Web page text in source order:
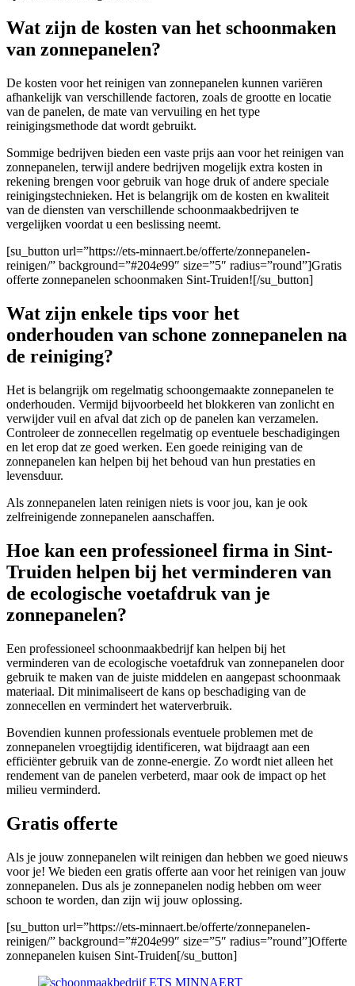
Wat zijn de kosten van het schoonmaken
van zonnepanelen?
De kosten voor het reinigen van zonnepanelen kunnen variëren
afhankelijk van verschillende factoren, zoals de grootte en locatie
van de panelen, de mate van vervuiling en het type
reinigingsmethode dat wordt gebruikt.
Sommige bedrijven bieden een vaste prijs aan voor het reinigen van
zonnepanelen, terwijl andere bedrijven mogelijk extra kosten in
rekening brengen voor gebruik van hoge druk of andere speciale
reinigingstechnieken. Het is belangrijk om de kosten en kwaliteit
van de diensten van verschillende schoonmaakbedrijven te
vergelijken voordat u een beslissing neemt.
[su_button url=”https://ets-minnaert.be/offerte/zonnepanelen-
reinigen/” background=”#204e99″ size=”5″ radius=”round”]Gratis
offerte zonnepanelen schoonmaken Sint-Truiden![/su_button]
Wat zijn enkele tips voor het
onderhouden van schone zonnepanelen na
de reiniging?
Het is belangrijk om regelmatig schoongemaakte zonnepanelen te
onderhouden. Vermijd bijvoorbeeld het blokkeren van zonlicht en
verwijder vuil en afval dat zich op de panelen kan verzamelen.
Controleer de zonnecellen regelmatig op eventuele beschadigingen
en let erop dat ze goed werken. Een goede reiniging van de
zonnepanelen kan helpen bij het behoud van hun prestaties en
levensduur.
Als zonnepanelen laten reinigen niets is voor jou, kan je ook
zelfreinigende zonnepanelen aanschaffen.
Hoe kan een professioneel firma in Sint-
Truiden helpen bij het verminderen van
de ecologische voetafdruk van je
zonnepanelen?
Een professioneel schoonmaakbedrijf kan helpen bij het
verminderen van de ecologische voetafdruk van zonnepanelen door
gebruik te maken van de juiste middelen en aangepast schoonmaak
materiaal. Dit minimaliseert de kans op beschadiging van de
zonnecellen en vermindert het waterverbruik.
Bovendien kunnen professionals eventuele problemen met de
zonnepanelen vroegtijdig identificeren, wat bijdraagt aan een
efficiënter gebruik van de zonne-energie. Zo wordt niet alleen het
rendement van de panelen verbeterd, maar ook de impact op het
milieu verminderd.
Gratis offerte
Als je jouw zonnepanelen wilt reinigen dan hebben we goed nieuws
voor je! We bieden een gratis offerte aan voor het reinigen van jouw
zonnepanelen. Dus als je zonnepanelen nodig hebben om weer
schoon te worden, dan zijn wij jouw oplossing.
[su_button url=”https://ets-minnaert.be/offerte/zonnepanelen-
reinigen/” background=”#204e99″ size=”5″ radius=”round”]Offerte
zonnepanelen kuisen Sint-Truiden[/su_button]